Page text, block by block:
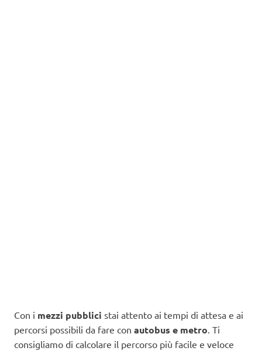
Con i mezzi pubblici stai attento ai tempi di attesa e ai
percorsi possibili da fare con autobus e metro. Ti
consigliamo di calcolare il percorso più facile e veloce